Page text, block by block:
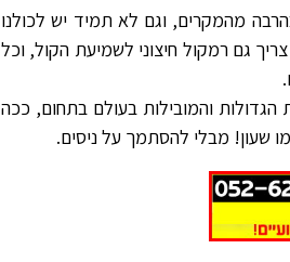
מהמקרים, וגם לא תמיד יש לכולנו
גם רמקול חיצוני לשמיעת הקול, וכל
הגדולות והמובילות בעולם בתחום, ככה
שעון! מבלי להסתמך על ניסים.